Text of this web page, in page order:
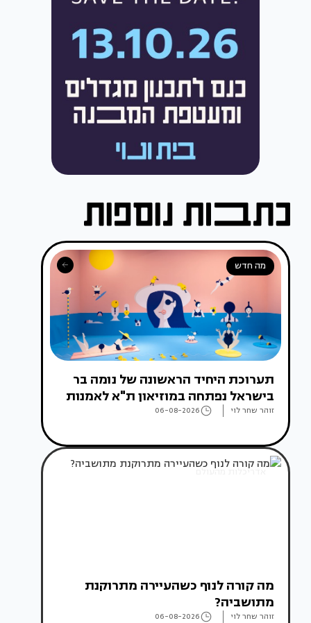
מה חדש
תערוכת היחיד הראשונה של נומה בר
בישראל נפתחה במוזיאון ת"א לאמנות
זוהר שחר לוי 06-08-2026
אדריכלות מהעולם
מה קורה לנוף כשהעיירה מתרוקנת
מתושביה?
זוהר שחר לוי 06-08-2026